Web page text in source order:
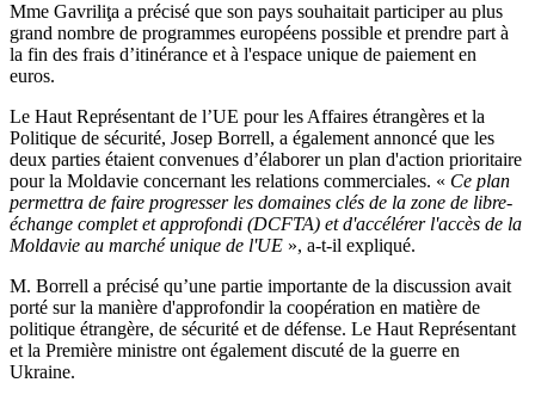
Mme Gavriliţa a précisé que son pays souhaitait participer au plus
grand nombre de programmes européens possible et prendre part à
la fin des frais d’itinérance et à l'espace unique de paiement en
euros.
Le Haut Représentant de l’UE pour les Affaires étrangères et la
Politique de sécurité, Josep Borrell, a également annoncé que les
deux parties étaient convenues d’élaborer un plan d'action prioritaire
pour la Moldavie concernant les relations commerciales. « Ce plan
permettra de faire progresser les domaines clés de la zone de libre-
échange complet et approfondi (DCFTA) et d'accélérer l'accès de la
Moldavie au marché unique de l'UE », a-t-il expliqué.
M. Borrell a précisé qu’une partie importante de la discussion avait
porté sur la manière d'approfondir la coopération en matière de
politique étrangère, de sécurité et de défense. Le Haut Représentant
et la Première ministre ont également discuté de la guerre en
Ukraine.